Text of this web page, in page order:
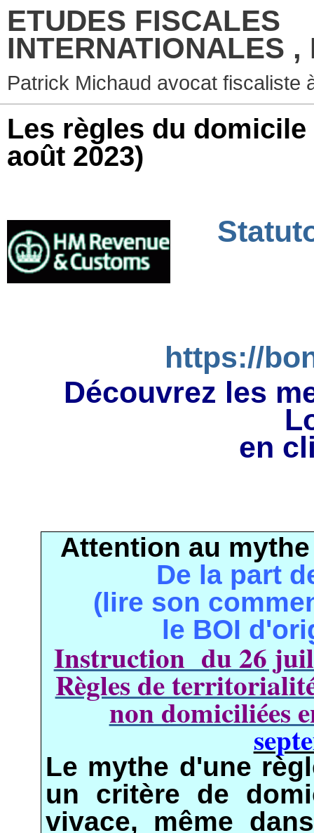
ETUDES FISCALES
INTERNATIONALES ,
Patrick Michaud avocat fiscaliste
Les règles du
août 2023)
https://
Découvrez les
en
Attention au
De la part
(lire son
le BOI
Instruction du 26
Règles de
non domiciliées
Le mythe d'une
un critère de
vivace, même